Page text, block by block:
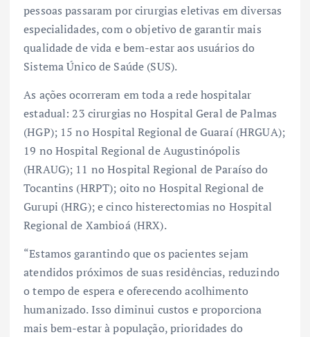
pessoas passaram por cirurgias eletivas em diversas
especialidades, com o objetivo de garantir mais
qualidade de vida e bem-estar aos usuários do
Sistema Único de Saúde (SUS).
As ações ocorreram em toda a rede hospitalar
estadual: 23 cirurgias no Hospital Geral de Palmas
(HGP); 15 no Hospital Regional de Guaraí (HRGUA);
19 no Hospital Regional de Augustinópolis
(HRAUG); 11 no Hospital Regional de Paraíso do
Tocantins (HRPT); oito no Hospital Regional de
Gurupi (HRG); e cinco histerectomias no Hospital
Regional de Xambioá (HRX).
“Estamos garantindo que os pacientes sejam
atendidos próximos de suas residências, reduzindo
o tempo de espera e oferecendo acolhimento
humanizado. Isso diminui custos e proporciona
mais bem-estar à população, prioridades do